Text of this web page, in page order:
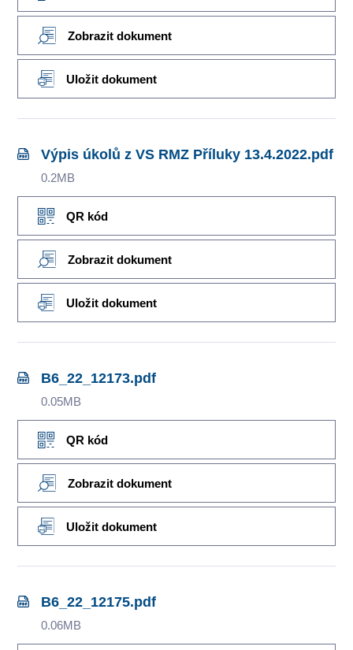
Zobrazit dokument
Uložit dokument
Výpis úkolů z VS RMZ Příluky 13.4.2022.pdf
0.2MB
QR kód
Zobrazit dokument
Uložit dokument
B6_22_12173.pdf
0.05MB
QR kód
Zobrazit dokument
Uložit dokument
B6_22_12175.pdf
0.06MB